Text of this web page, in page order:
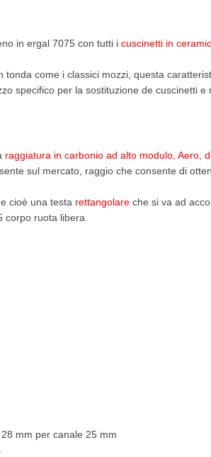
in ergal 7075 con tutti i cuscinetti in
tonda come i classici mozzi, questa
specifico per la sostituzione de cuscinetti e
raggiatura in carbonio ad alto modulo, Aero,
sul mercato, raggio che consente di
cioè una testa rettangolare che si va ad
corpo ruota libera.
mm per canale 25 mm